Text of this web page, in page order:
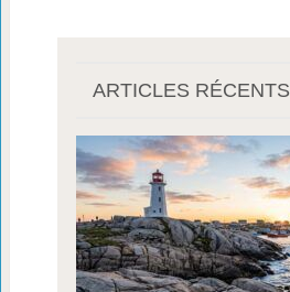
ARTICLES RÉCENTS